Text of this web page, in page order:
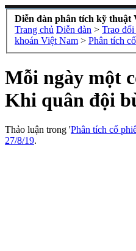
Diễn đàn phân tích kỹ thuật
Trang chủ Diễn đàn > Trao
khoán Việt Nam > Phân tích
Mỗi ngày một
Khi quân đội
Thảo luận trong 'Phân tích cổ
27/8/19.